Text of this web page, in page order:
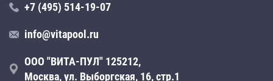
+7 (495) 514-19-07
info@vitapool.ru
ООО "ВИТА-ПУЛ" 125212,
Москва, ул. Выборгская, 16, стр.1